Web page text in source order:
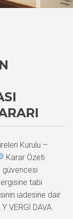
Kurulu –
Karar Özeti
güvencesi
tabi
iadesine dair
VERGİ DAVA